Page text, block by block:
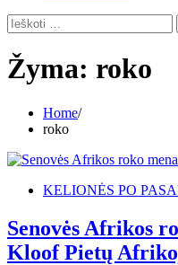
Ieškoti:
Žyma: roko
Home
roko
KELIONĖS PO
Senovės Afrikos
Kloof Pietų